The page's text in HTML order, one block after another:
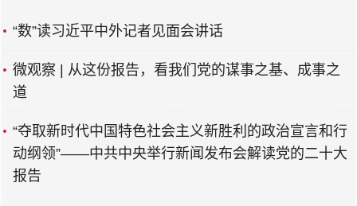
“数”读习近平中外记者见面会讲话
微观察 | 从这份报告，看我们党的谋事之基、成事之
道
“夺取新时代中国特色社会主义新胜利的政治宣言和行
动纲领”——中共中央举行新闻发布会解读党的二十大
报告